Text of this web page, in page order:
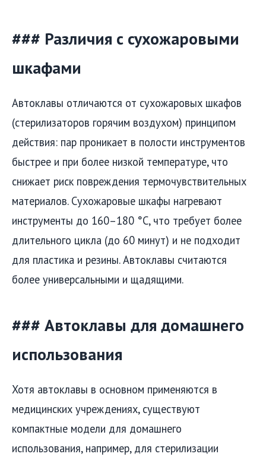
### Различия с сухожаровыми
шкафами
Автоклавы отличаются от сухожаровых шкафов
(стерилизаторов горячим воздухом) принципом
действия: пар проникает в полости инструментов
быстрее и при более низкой температуре, что
снижает риск повреждения термочувствительных
материалов. Сухожаровые шкафы нагревают
инструменты до 160–180 °C, что требует более
длительного цикла (до 60 минут) и не подходит
для пластика и резины. Автоклавы считаются
более универсальными и щадящими.
### Автоклавы для домашнего
использования
Хотя автоклавы в основном применяются в
медицинских учреждениях, существуют
компактные модели для домашнего
использования, например, для стерилизации